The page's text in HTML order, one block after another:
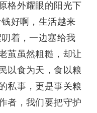
格外耀眼的阳光下
好啊，生活越来
着，一边塞给我
茧虽然粗糙，却让
以食为天，食以粮
私事，更是事关粮
者，我们要把守护